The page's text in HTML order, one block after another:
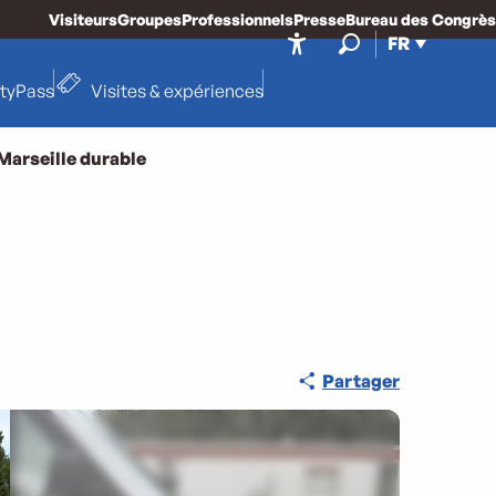
FR
VisiteursGroupesProfessionnelsPresseBureau des Congrès
Visites & expériences
durable
Partager